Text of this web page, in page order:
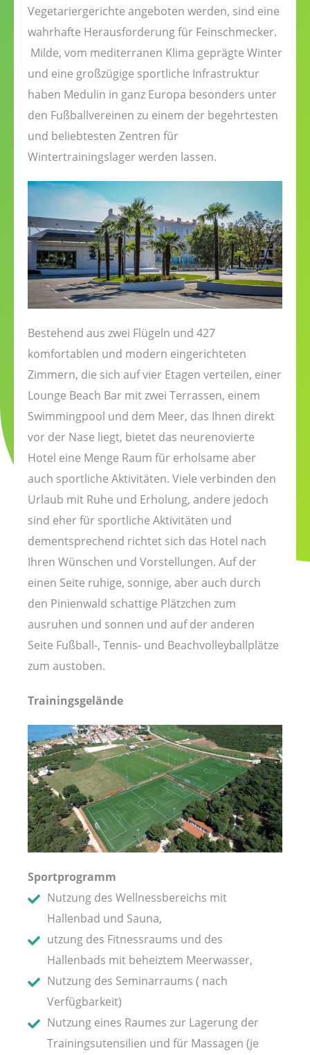
Vegetariergerichte angeboten werden, sind eine
wahrhafte Herausforderung für Feinschmecker.
Milde, vom mediterranen Klima geprägte Winter
und eine großzügige sportliche Infrastruktur
haben Medulin in ganz Europa besonders unter
den Fußballvereinen zu einem der begehrtesten
und beliebtesten Zentren für
Wintertrainingslager werden lassen.
Bestehend aus zwei Flügeln und 427
komfortablen und modern eingerichteten
Zimmern, die sich auf vier Etagen verteilen, einer
Lounge Beach Bar mit zwei Terrassen, einem
Swimmingpool und dem Meer, das Ihnen direkt
vor der Nase liegt, bietet das neurenovierte
Hotel eine Menge Raum für erholsame aber
auch sportliche Aktivitäten. Viele verbinden den
Urlaub mit Ruhe und Erholung, andere jedoch
sind eher für sportliche Aktivitäten und
dementsprechend richtet sich das Hotel nach
Ihren Wünschen und Vorstellungen. Auf der
einen Seite ruhige, sonnige, aber auch durch
den Pinienwald schattige Plätzchen zum
ausruhen und sonnen und auf der anderen
Seite Fußball-, Tennis- und Beachvolleyballplätze
zum austoben.
Trainingsgelände
Sportprogramm
Nutzung des Wellnessbereichs mit
Hallenbad und Sauna,
utzung des Fitnessraums und des
Hallenbads mit beheiztem Meerwasser,
Nutzung des Seminarraums ( nach
Verfügbarkeit)
Nutzung eines Raumes zur Lagerung der
Trainingsutensilien und für Massagen (je